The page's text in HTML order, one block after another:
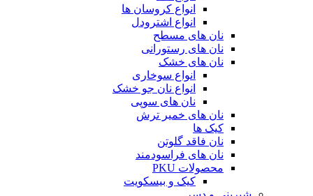
انواع کروسان ها
انواع اشترودل
نان های مسطح
نان های رستورانی
نان های خشک
انواع سوخاری
انواع نان جو خشک
نان های سوپی
نان های خمیر ترش
کیک ها
نان فاقد گلوتن
نان های فراسودمند
محصولات PKU
کیک و بیسکویت